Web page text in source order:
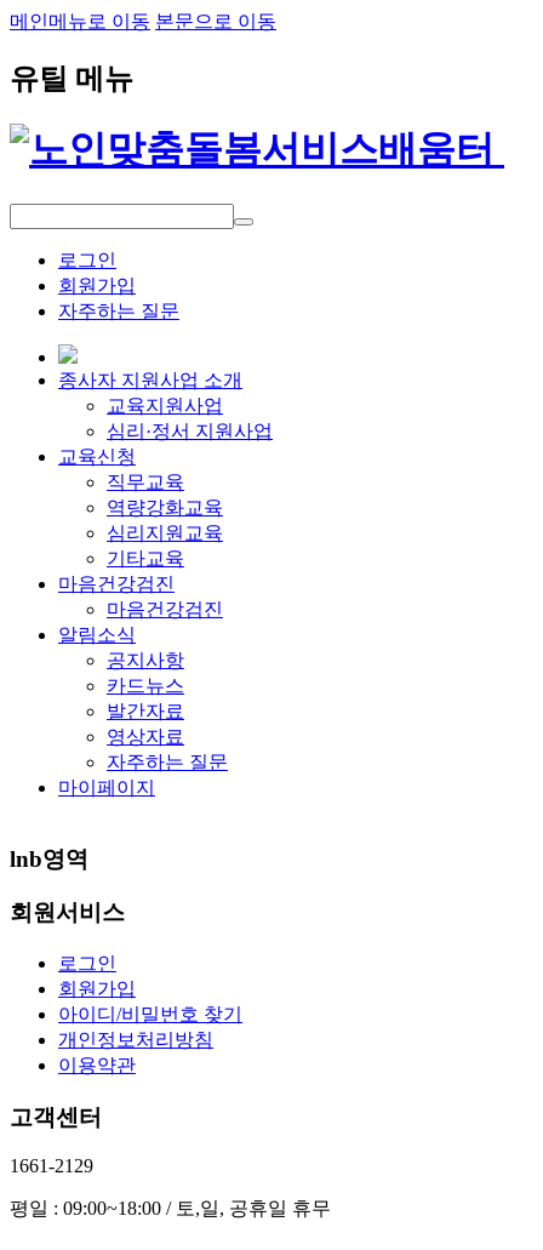
메인메뉴로 이동 본문으로 이동
유틸 메뉴
로그인
회원가입
자주하는 질문
종사자 지원사업 소개
교육지원사업
심리·정서 지원사업
교육신청
직무교육
역량강화교육
심리지원교육
기타교육
마음건강검진
마음건강검진
알림소식
공지사항
카드뉴스
발간자료
영상자료
자주하는 질문
마이페이지
lnb영역
회원서비스
로그인
회원가입
아이디/비밀번호 찾기
개인정보처리방침
이용약관
고객센터
1661-2129
평일 : 09:00~18:00 / 토,일, 공휴일 휴무